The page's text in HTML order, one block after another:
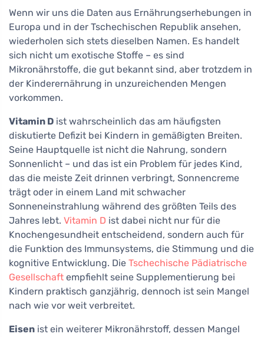
Wenn wir uns die Daten aus Ernährungserhebungen in
Europa und in der Tschechischen Republik ansehen,
wiederholen sich stets dieselben Namen. Es handelt
sich nicht um exotische Stoffe – es sind
Mikronährstoffe, die gut bekannt sind, aber trotzdem in
der Kinderernährung in unzureichenden Mengen
vorkommen.
Vitamin D ist wahrscheinlich das am häufigsten
diskutierte Defizit bei Kindern in gemäßigten Breiten.
Seine Hauptquelle ist nicht die Nahrung, sondern
Sonnenlicht – und das ist ein Problem für jedes Kind,
das die meiste Zeit drinnen verbringt, Sonnencreme
trägt oder in einem Land mit schwacher
Sonneneinstrahlung während des größten Teils des
Jahres lebt. Vitamin D ist dabei nicht nur für die
Knochengesundheit entscheidend, sondern auch für
die Funktion des Immunsystems, die Stimmung und die
kognitive Entwicklung. Die Tschechische Pädiatrische
Gesellschaft empfiehlt seine Supplementierung bei
Kindern praktisch ganzjährig, dennoch ist sein Mangel
nach wie vor weit verbreitet.
Eisen ist ein weiterer Mikronährstoff, dessen Mangel